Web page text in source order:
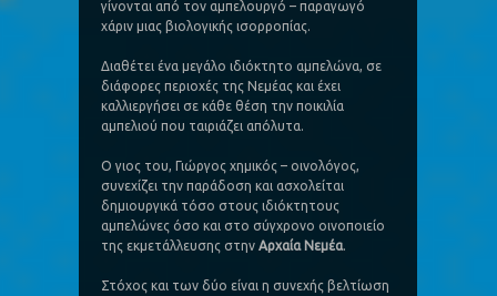
γίνονται από τον αμπελουργό – παραγωγό
χάριν μιας βιολογικής ισορροπίας.
Διαθέτει ένα μεγάλο ιδιόκτητο αμπελώνα, σε
διάφορες περιοχές της Νεμέας και έχει
καλλιεργήσει σε κάθε θέση την ποικιλία
αμπελιού που ταιριάζει απόλυτα.
Ο γιος του, Γιώργος χημικός – οινολόγος,
συνεχίζει την παράδοση και ασχολείται
δημιουργικά τόσο στους ιδιόκτητους
αμπελώνες όσο και στο σύγχρονο οινοποιείο
της εκμετάλλευσης στην Αρχαία Νεμέα.
Στόχος και των δύο είναι η συνεχής βελτίωση